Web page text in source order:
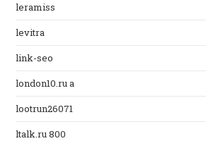
leramiss
levitra
link-seo
london10.ru a
lootrun26071
ltalk.ru 800